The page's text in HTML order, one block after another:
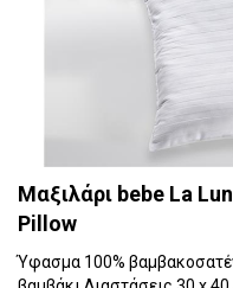
Μαξιλάρι bebe La
Pillow
Ύφασμα 100%